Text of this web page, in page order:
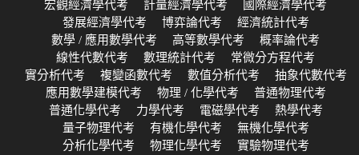
宏觀經濟學代考
計量經濟學代考
國際經濟學代考
發展經濟學代考
博弈論代考
經濟統計代考
數學 / 應用數學代考
高等數學代考
概率論代考
線性代數代考
數理統計代考
常微分方程代考
實分析代考
複變函數代考 數值分析代考
抽象代數代考
應用數學建模代考
物理 / 化學代考
普通物理代考
普通化學代考
力學代考 電磁學代考
熱學代考
量子物理代考
有機化學代考
無機化學代考
分析化學代考
物理化學代考
實驗物理代考